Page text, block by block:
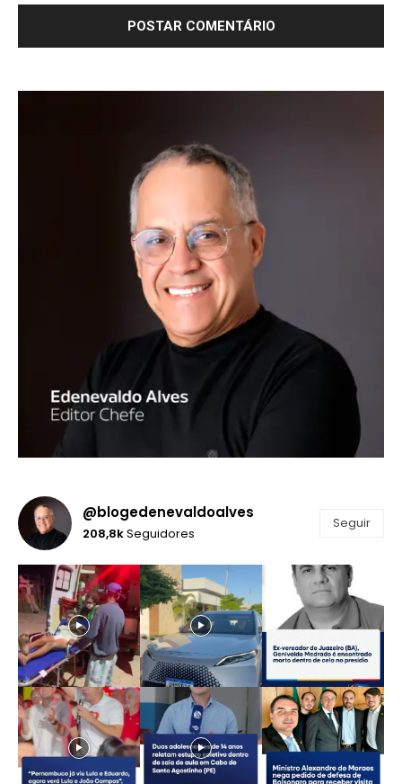
@blogedenevaldoalves
208,8kSeguidores
Seguir